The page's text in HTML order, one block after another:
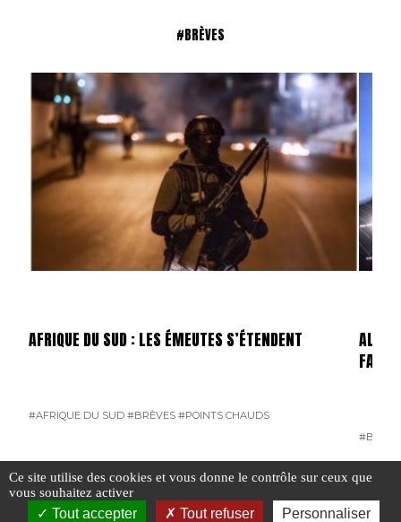
#BRÈVES
AFRIQUE DU SUD : LES ÉMEUTES S’ÉTENDENT
#AFRIQUE DU SUD #BRÈVES #POINTS CHAUDS
FAILLI
Ce site utilise des cookies et vous donne le contrôle sur ceux que
vous souhaitez activer
Tout accepter Tout refuser Personnaliser